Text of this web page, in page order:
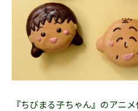
東京都中央区銀座7丁目13番20号
『ちびまる子ちゃん』のアニ